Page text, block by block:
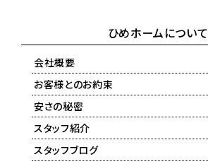
ひめホームについて
会社概要
お客様とのお約束
安さの秘密
スタッフ紹介
スタッフブログ